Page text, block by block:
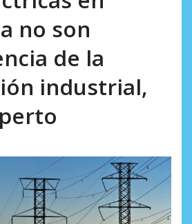
no son
de la
industrial,